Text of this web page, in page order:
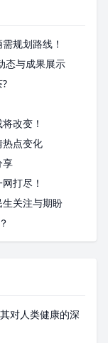
规划路线！
态与成果展示
改变！
点变化
享
打尽！
关注与期盼
对人类健康的深